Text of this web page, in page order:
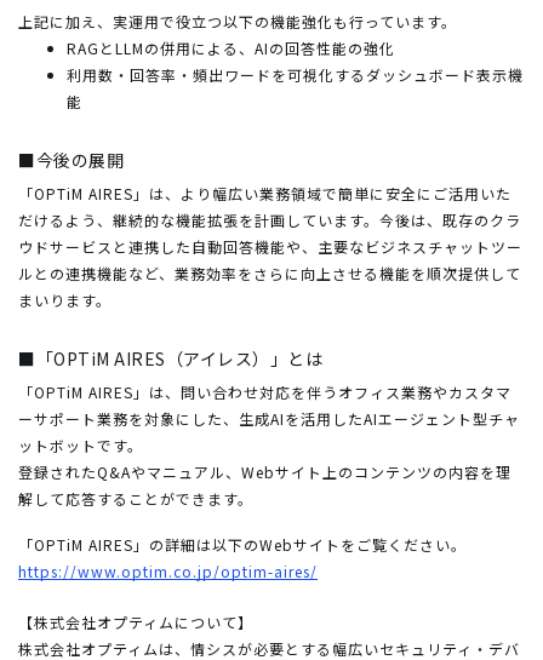
上記に加え、実運用で役立つ以下の機能強化も行っています。
RAGとLLMの併用による、AIの回答性能の強化
利用数・回答率・頻出ワードを可視化するダッシュボード表示機
能
■今後の展開
「OPTiM AIRES」は、より幅広い業務領域で簡単に安全にご活用いた
だけるよう、継続的な機能拡張を計画しています。今後は、既存のクラ
ウドサービスと連携した自動回答機能や、主要なビジネスチャットツー
ルとの連携機能など、業務効率をさらに向上させる機能を順次提供して
まいります。
■「OPTiM AIRES（アイレス）」とは
「OPTiM AIRES」は、問い合わせ対応を伴うオフィス業務やカスタマ
ーサポート業務を対象にした、生成AIを活用したAIエージェント型チャ
ットボットです。
登録されたQ&Aやマニュアル、Webサイト上のコンテンツの内容を理
解して応答することができます。
「OPTiM AIRES」の詳細は以下のWebサイトをご覧ください。
https://www.optim.co.jp/optim-aires/
【株式会社オプティムについて】
株式会社オプティムは、情シスが必要とする幅広いセキュリティ・デバ